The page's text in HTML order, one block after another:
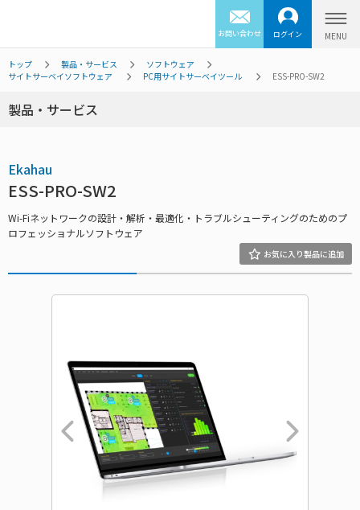
お問い合わせ ログイン
トップ 製品・サービス
ソフトウェア
サイトサーベイソフトウェア
PC用サイトサーベイツール ESS-PRO-SW2
製品・サービス
Ekahau
ESS-PRO-SW2
Wi-Fiネットワークの設計・解析・最適化・トラブルシューティングのためのプ
ロフェッショナルソフトウェア